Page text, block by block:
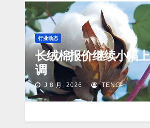
行业动态
长绒棉报价继续小幅上
调
J 8 月, 2026 TENG